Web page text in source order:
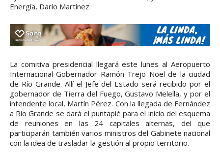
Energía, Darío Martínez.
La comitiva presidencial llegará este lunes al Aeropuerto
Internacional Gobernador Ramón Trejo Noel de la ciudad
de Río Grande. Allí el Jefe del Estado será recibido por el
gobernador de Tierra del Fuego, Gustavo Melella, y por el
intendente local, Martín Pérez. Con la llegada de Fernández
a Río Grande se dará el puntapié para el inicio del esquema
de reuniones en las 24 capitales alternas, del que
participarán también varios ministros del Gabinete nacional
con la idea de trasladar la gestión al propio territorio.